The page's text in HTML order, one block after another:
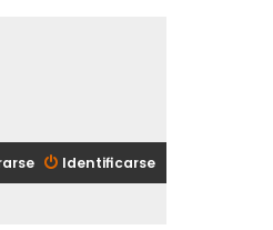
Identificarse